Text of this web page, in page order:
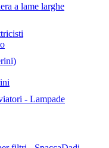
a lame larghe
- Lampade